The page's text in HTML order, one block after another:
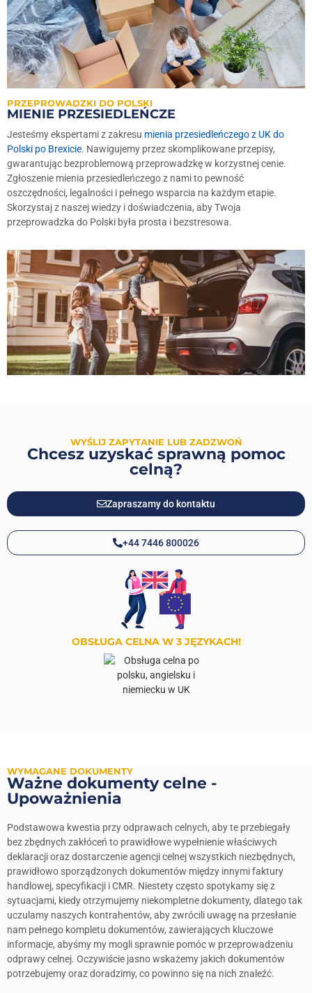
PRZEPROWADZKI DO POLSKI
MIENIE PRZESIEDLEŃCZE
Jesteśmy ekspertami z zakresu mienia przesiedleńczego z UK do
Polski po Brexicie. Nawigujemy przez skomplikowane przepisy,
gwarantując bezproblemową przeprowadzkę w korzystnej cenie.
Zgłoszenie mienia przesiedleńczego z nami to pewność
oszczędności, legalności i pełnego wsparcia na każdym etapie.
Skorzystaj z naszej wiedzy i doświadczenia, aby Twoja
przeprowadzka do Polski była prosta i bezstresowa.
WYŚLIJ ZAPYTANIE LUB ZADZWOŃ
Chcesz uzyskać sprawną pomoc
celną?
Zapraszamy do kontaktu
+44 7446 800026
OBSŁUGA CELNA W 3 JĘZYKACH!
WYMAGANE DOKUMENTY
Ważne dokumenty celne -
Upoważnienia
Podstawowa kwestia przy odprawach celnych, aby te przebiegały
bez zbędnych zakłóceń to prawidłowe wypełnienie właściwych
deklaracji oraz dostarczenie agencji celnej wszystkich niezbędnych,
prawidłowo sporządzonych dokumentów między innymi faktury
handlowej, specyfikacji i CMR. Niestety często spotykamy się z
sytuacjami, kiedy otrzymujemy niekompletne dokumenty, dlatego tak
uczulamy naszych kontrahentów, aby zwrócili uwagę na przesłanie
nam pełnego kompletu dokumentów, zawierających kluczowe
informacje, abyśmy my mogli sprawnie pomóc w przeprowadzeniu
odprawy celnej. Oczywiście jasno wskażemy jakich dokumentów
potrzebujemy oraz doradzimy, co powinno się na nich znaleźć.